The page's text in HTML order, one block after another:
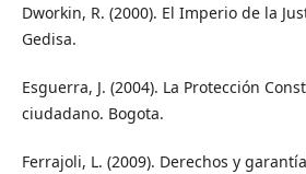
Dworkin, R. (2000). El Imperio de la
Gedisa.
Esguerra, J. (2004). La Protección
ciudadano. Bogota.
Ferrajoli, L. (2009). Derechos y